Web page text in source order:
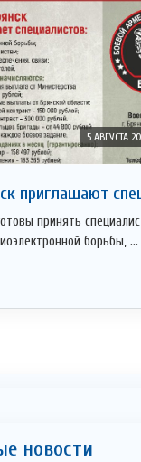
5 АВГУСТА
приглaшают
принять
борьбы, ...
новости